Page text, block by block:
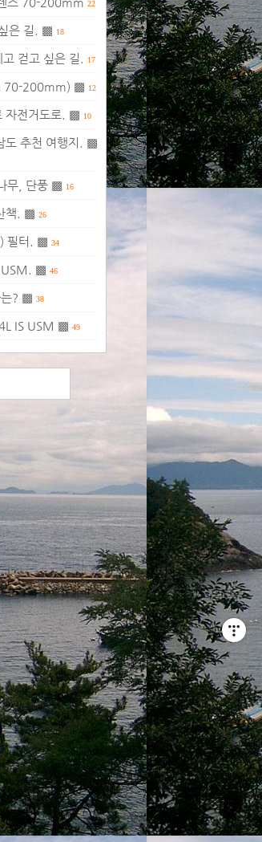
22
은 길. ▩ 18
걷고 싶은 길. 17
70-200mm) ▩ 12
자전거도로. ▩ 10
도 추천 여행지. ▩
무, 단풍 ▩ 16
책. ▩ 26
필터. ▩ 34
USM. ▩ 46
는? ▩ 38
IS USM ▩ 49